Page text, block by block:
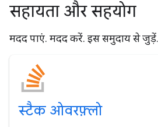
सहायता और सहयोग
मदद पाएं. मदद करें. इस समुदाय से जुड़ें.
स्टैक ओवरफ़्लो